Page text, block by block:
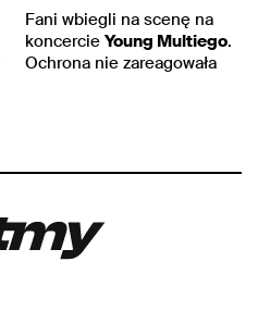
Fani wbiegli na scenę na
koncercie Young Multiego.
Ochrona nie zareagowała